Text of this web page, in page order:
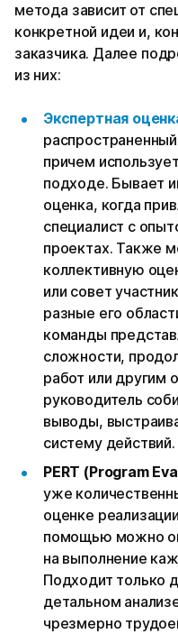
метода зависит от
конкретной идеи и,
заказчика. Далее
из них:
Экспертная
причем
подходе. Бывает
оценка, когда
специалист с
проектах. Также
коллективную
или совет
разные его
команды
сложности,
работ или другим
руководитель
выводы,
систему действий.
PERT (Program
уже
оценке
помощью можно
на выполнение
Подходит только
детальном
чрезмерно